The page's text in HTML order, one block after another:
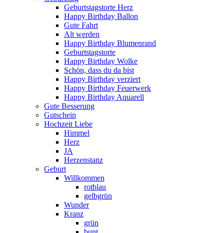
Geburtstagstorte Herz
Happy Birthday Ballon
Gute Fahrt
Alt werden
Happy Birthday Blumenrand
Geburtstagstorte
Happy Birthday Wolke
Schön, dass du da bist
Happy Birthday verziert
Happy Birthday Feuerwerk
Happy Birthday Aquarell
Gute Besserung
Gutschein
Hochzeit Liebe
Himmel
Herz
JA
Herzenstanz
Geburt
Willkommen
rotblau
gelbgrün
Wunder
Kranz
grün